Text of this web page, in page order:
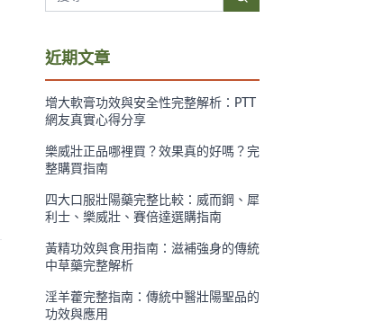
近期文章
增大軟膏功效與安全性完整解析：PTT
網友真實心得分享
樂威壯正品哪裡買？效果真的好嗎？完
整購買指南
四大口服壯陽藥完整比較：威而鋼、犀
利士、樂威壯、賽倍達選購指南
黃精功效與食用指南：滋補強身的傳統
中草藥完整解析
淫羊藿完整指南：傳統中醫壯陽聖品的
功效與應用